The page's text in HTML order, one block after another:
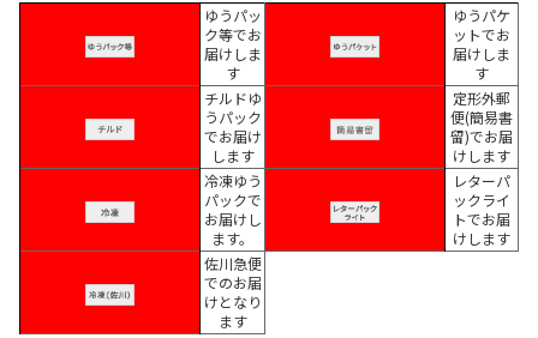
ゆうパッ
ク等でお
届けしま
す
ゆうパケ
ットでお
届けしま
す
チルドゆ
うパック
でお届け
します
定形外郵
便(簡易書
留)でお届
けします
冷凍ゆう
パックで
お届けし
ます。
レターパ
ックライ
トでお届
けします
佐川急便
でのお届
けとなり
ます